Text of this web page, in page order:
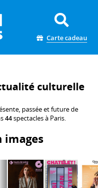
Carte cadeau
culturelle
passée et future de
44spectacles à Paris.
images